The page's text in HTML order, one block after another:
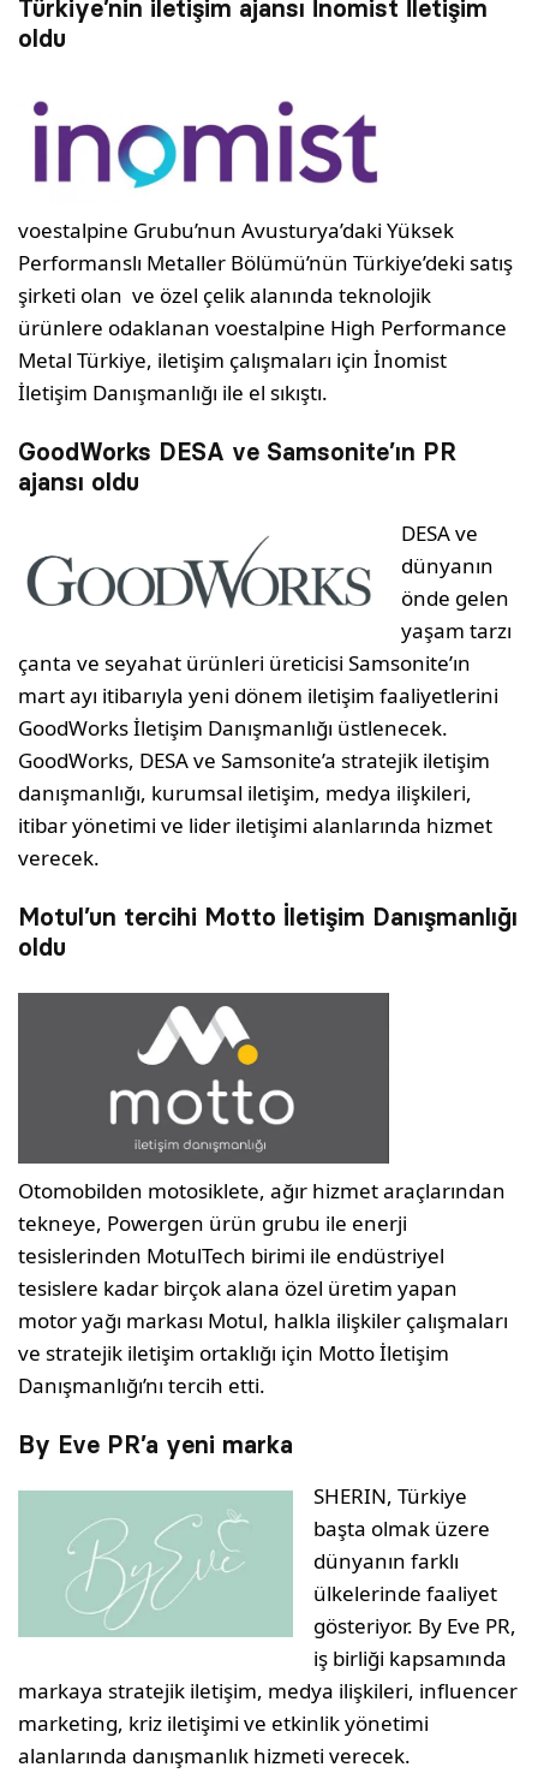
Türkiye’nin iletişim ajansı İnomist İletişim
oldu
voestalpine Grubu’nun Avusturya’daki Yüksek
Performanslı Metaller Bölümü’nün Türkiye’deki satış
şirketi olan ve özel çelik alanında teknolojik
ürünlere odaklanan voestalpine High Performance
Metal Türkiye, iletişim çalışmaları için İnomist
İletişim Danışmanlığı ile el sıkıştı.
GoodWorks DESA ve Samsonite’ın PR
ajansı oldu
DESA ve
dünyanın
önde gelen
yaşam tarzı
çanta ve seyahat ürünleri üreticisi Samsonite’ın
mart ayı itibarıyla yeni dönem iletişim faaliyetlerini
GoodWorks İletişim Danışmanlığı üstlenecek.
GoodWorks, DESA ve Samsonite’a stratejik iletişim
danışmanlığı, kurumsal iletişim, medya ilişkileri,
itibar yönetimi ve lider iletişimi alanlarında hizmet
verecek.
Motul’un tercihi Motto İletişim Danışmanlığı
oldu
Otomobilden motosiklete, ağır hizmet araçlarından
tekneye, Powergen ürün grubu ile enerji
tesislerinden MotulTech birimi ile endüstriyel
tesislere kadar birçok alana özel üretim yapan
motor yağı markası Motul, halkla ilişkiler çalışmaları
ve stratejik iletişim ortaklığı için Motto İletişim
Danışmanlığı’nı tercih etti.
By Eve PR’a yeni marka
SHERIN, Türkiye
başta olmak üzere
dünyanın farklı
ülkelerinde faaliyet
gösteriyor. By Eve PR,
iş birliği kapsamında
markaya stratejik iletişim, medya ilişkileri, influencer
marketing, kriz iletişimi ve etkinlik yönetimi
alanlarında danışmanlık hizmeti verecek.